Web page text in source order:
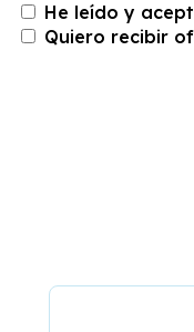
He leído y
Quiero recibir